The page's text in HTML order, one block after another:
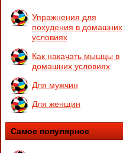
Упражнения для
похудения в домашних
условиях
Как накачать мышцы в
домашних условиях
Для мужчин
Для женщин
Самое популярное